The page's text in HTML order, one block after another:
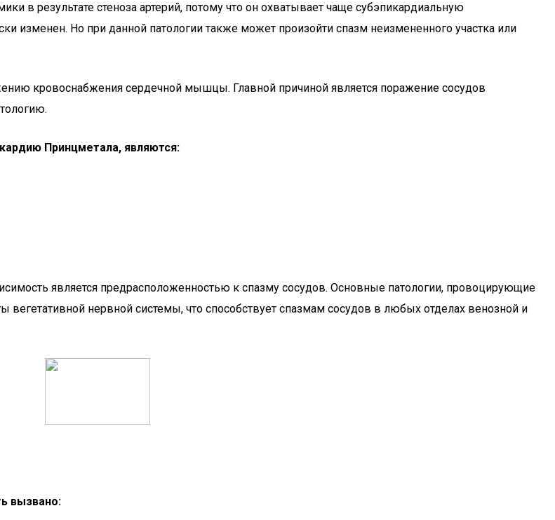
в результате стеноза артерий, потому что он охватывает чаще субэпикардиальную
изменен. Но при данной патологии также может произойти спазм неизмененного участка или
кровоснабжения сердечной мышцы. Главной причиной является поражение сосудов
Принцметала, являются:
является предрасположенностью к спазму сосудов. Основные патологии, провоцирующие
нервной системы, что способствует спазмам сосудов в любых отделах венозной и
вызвано: